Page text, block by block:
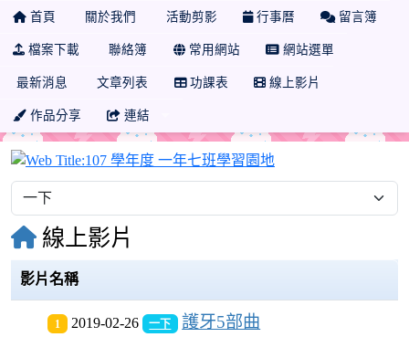
首頁 關於我們 活動剪影 行事曆 留言簿
檔案下載 聯絡簿 常用網站 網站選單
最新消息 文章列表 功課表 線上影片
作品分享 連結
線上影片
影片名稱
1 2019-02-26 一下 護牙5部曲